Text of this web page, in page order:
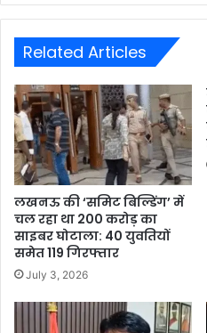
Related Articles
लखनऊ की ‘समिट बिल्डिंग’ में
चल रहा था 200 करोड़ का
साइबर घोटाला: 40 युवतियों
समेत 119 गिरफ्तार
July 3, 2026